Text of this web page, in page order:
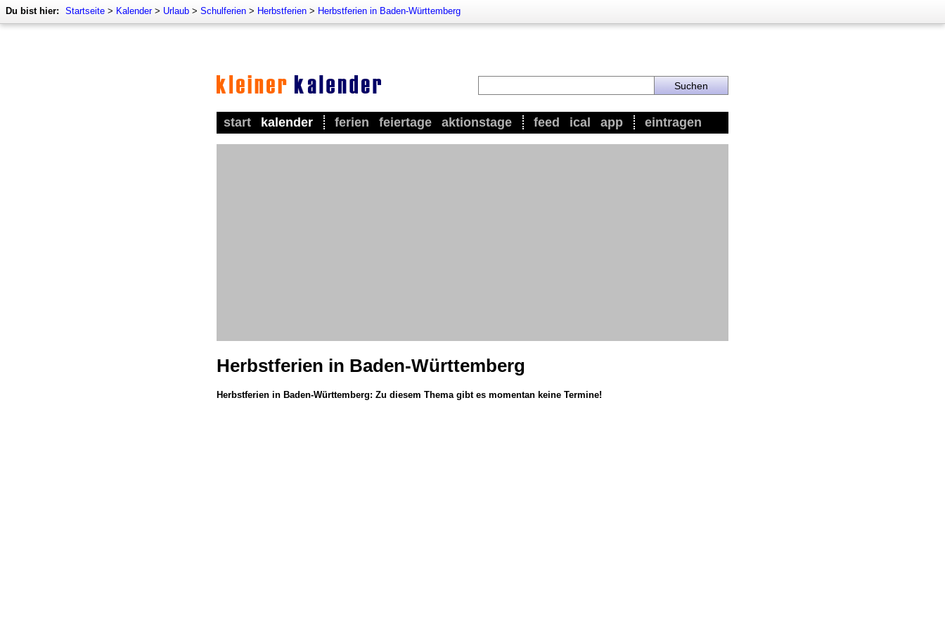
Du bist hier: Startseite > Kalender> Urlaub > Schulferien > Herbstferien > Herbstferien in Baden-Württemberg
start kalender ferien feiertage aktionstage feed ical app eintragen
Herbstferien in Baden-Württemberg
Herbstferien in Baden-Württemberg: Zu diesem Thema gibt es momentan keine Termine!